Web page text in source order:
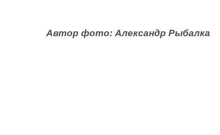
Автор фото: Александр Рыбалка